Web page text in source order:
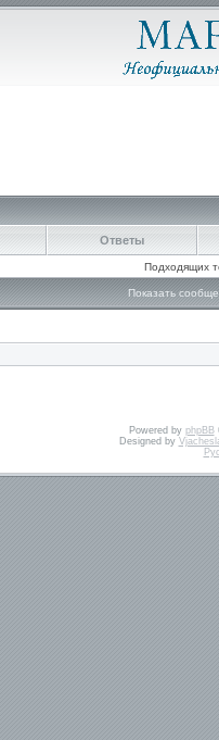
Ответы
Подходящих
Показать
Powered by phpBB
Designed by